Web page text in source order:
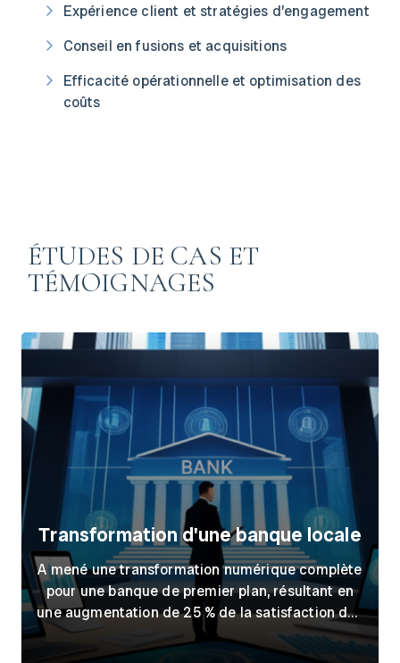
Expérience client et stratégies d’engagement
Conseil en fusions et acquisitions
Efficacité opérationnelle et optimisation des
coûts
ÉTUDES DE CAS ET
TÉMOIGNAGES
Transformation d'une banque locale
A mené une transformation numérique complète
pour une banque de premier plan, résultant en
une augmentation de 25 % de la satisfaction des
clients et une réduction de 15 % des coûts
opérationnels.